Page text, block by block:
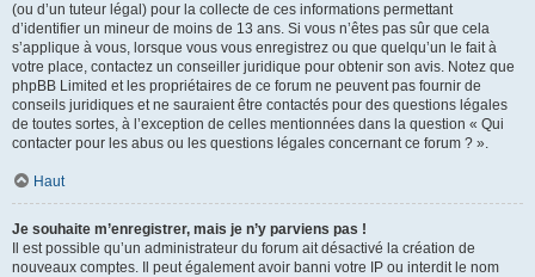
(ou d’un tuteur légal) pour la collecte de ces informations permettant
d’identifier un mineur de moins de 13 ans. Si vous n’êtes pas sûr que cela
s’applique à vous, lorsque vous vous enregistrez ou que quelqu’un le fait à
votre place, contactez un conseiller juridique pour obtenir son avis. Notez que
phpBB Limited et les propriétaires de ce forum ne peuvent pas fournir de
conseils juridiques et ne sauraient être contactés pour des questions légales
de toutes sortes, à l’exception de celles mentionnées dans la question « Qui
contacter pour les abus ou les questions légales concernant ce forum ? ».
Haut
Je souhaite m’enregistrer, mais je n’y parviens pas !
Il est possible qu’un administrateur du forum ait désactivé la création de
nouveaux comptes. Il peut également avoir banni votre IP ou interdit le nom